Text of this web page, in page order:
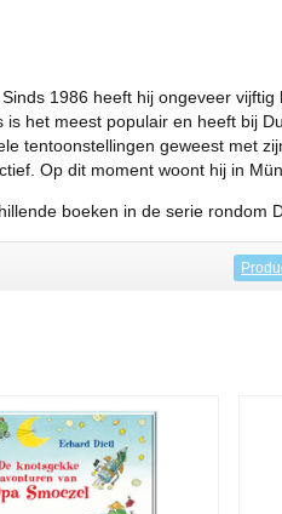
1986 heeft hij ongeveer
het meest populair en heeft bij
tentoonstellingen geweest met
Op dit moment woont hij in
boeken in de serie rondom